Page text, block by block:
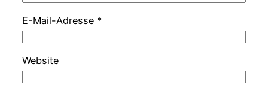
E-Mail-Adresse *
Website